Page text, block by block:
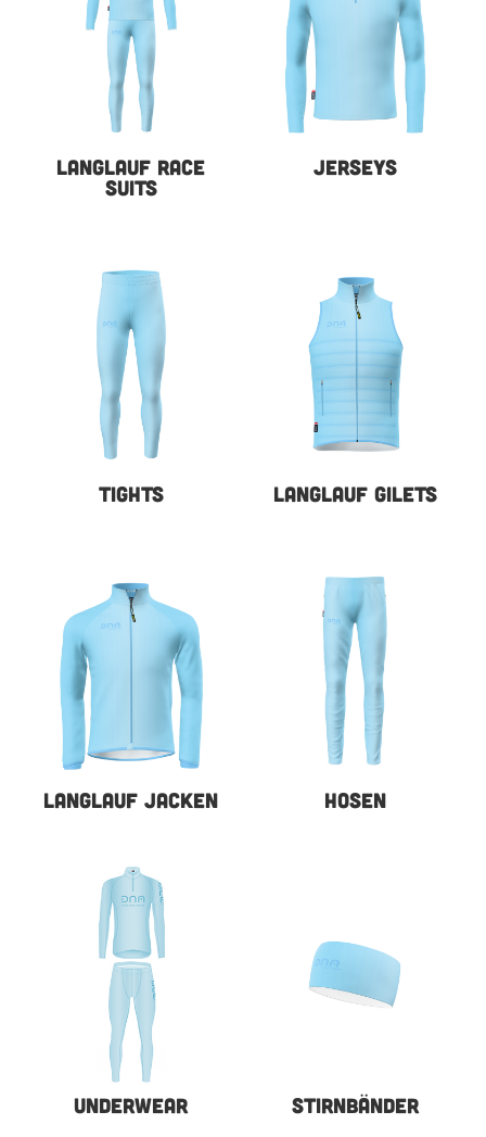
LANGLAUF RACE
SUITS
JERSEYS
TIGHTS LANGLAUF GILETS
LANGLAUF JACKEN HOSEN
UNDERWEAR STIRNBÄNDER